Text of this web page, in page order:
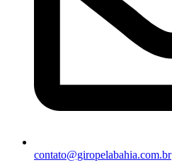
contato@giropelabahia.com.br